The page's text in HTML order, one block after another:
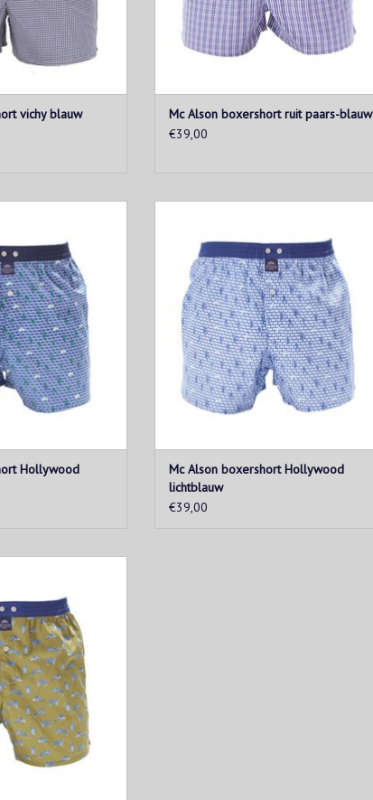
vichy blauw
Mc Alson boxershort ruit paars-blauw
€39,00
WINKELWAGEN
Hollywood
TOEVOEGEN AAN WINKELWAGEN
Mc Alson boxershort Hollywood
lichtblauw
€39,00
WINKELWAGEN